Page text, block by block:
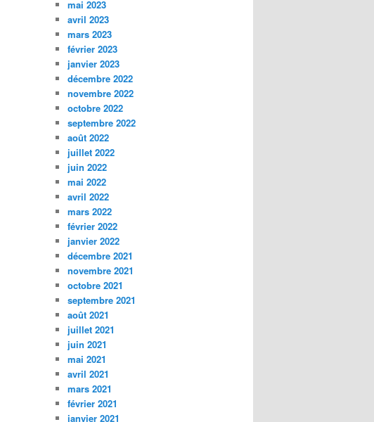
mai 2023
avril 2023
mars 2023
février 2023
janvier 2023
décembre 2022
novembre 2022
octobre 2022
septembre 2022
août 2022
juillet 2022
juin 2022
mai 2022
avril 2022
mars 2022
février 2022
janvier 2022
décembre 2021
novembre 2021
octobre 2021
septembre 2021
août 2021
juillet 2021
juin 2021
mai 2021
avril 2021
mars 2021
février 2021
janvier 2021